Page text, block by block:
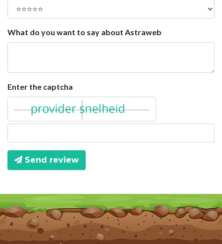
What do you want to say about Astraweb
Enter the captcha
Send review